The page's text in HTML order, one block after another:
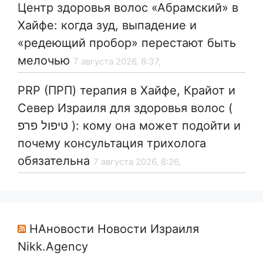
Центр здоровья волос «Абрaмский» в
Хайфе: когда зуд, выпадение и
«редеющий пробор» перестают быть
мелочью 7 августа 2026, 8:37,
PRP (ПРП) терапия в Хайфе, Крайот и
Север Израиля для здоровья волос (
טיפול פרפ ): кому она может подойти и
почему консультация трихолога
обязательна 7 августа 2026, 8:26,
НАновости Новости Израиля
Nikk.Agency